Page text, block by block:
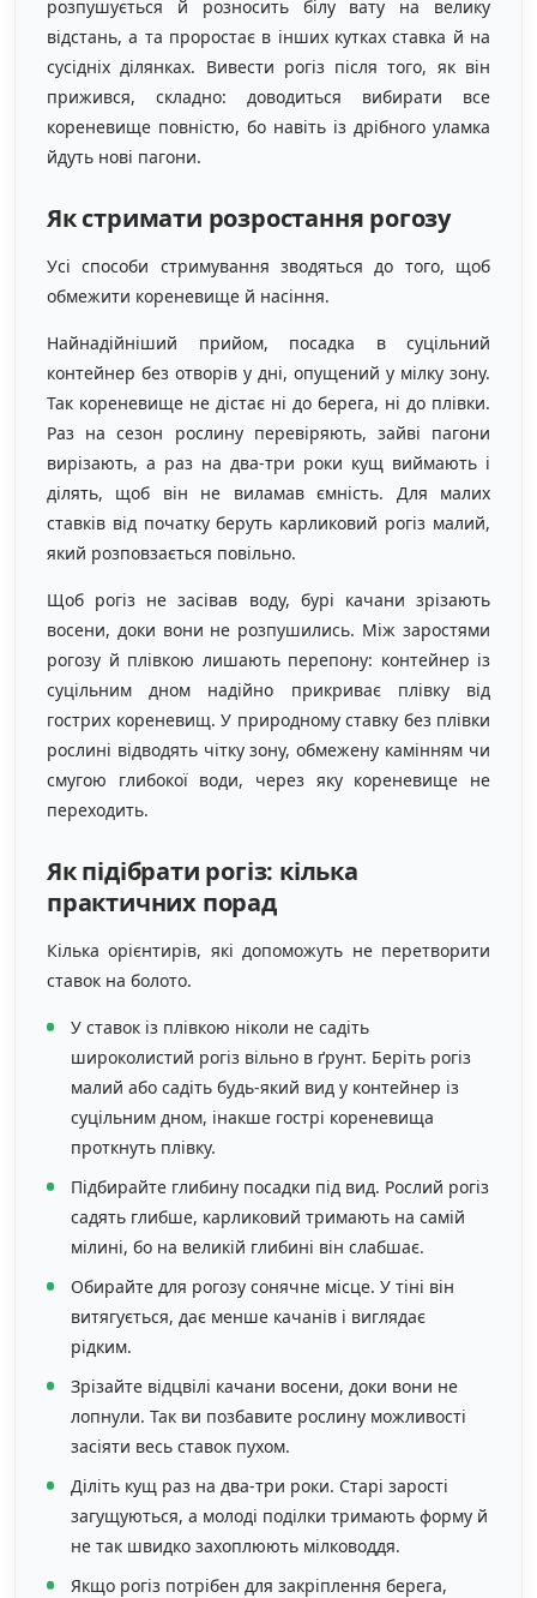
розпушується й розносить білу вату на велику
відстань, а та проростає в інших кутках ставка й на
сусідніх ділянках. Вивести рогіз після того, як він
прижився, складно: доводиться вибирати все
кореневище повністю, бо навіть із дрібного уламка
йдуть нові пагони.
Як стримати розростання рогозу
Усі способи стримування зводяться до того, щоб
обмежити кореневище й насіння.
Найнадійніший прийом, посадка в суцільний
контейнер без отворів у дні, опущений у мілку зону.
Так кореневище не дістає ні до берега, ні до плівки.
Раз на сезон рослину перевіряють, зайві пагони
вирізають, а раз на два-три роки кущ виймають і
ділять, щоб він не виламав ємність. Для малих
ставків від початку беруть карликовий рогіз малий,
який розповзається повільно.
Щоб рогіз не засівав воду, бурі качани зрізають
восени, доки вони не розпушились. Між заростями
рогозу й плівкою лишають перепону: контейнер із
суцільним дном надійно прикриває плівку від
гострих кореневищ. У природному ставку без плівки
рослині відводять чітку зону, обмежену камінням чи
смугою глибокої води, через яку кореневище не
переходить.
Як підібрати рогіз: кілька
практичних порад
Кілька орієнтирів, які допоможуть не перетворити
ставок на болото.
У ставок із плівкою ніколи не садіть
широколистий рогіз вільно в ґрунт. Беріть рогіз
малий або садіть будь-який вид у контейнер із
суцільним дном, інакше гострі кореневища
проткнуть плівку.
Підбирайте глибину посадки під вид. Рослий рогіз
садять глибше, карликовий тримають на самій
мілині, бо на великій глибині він слабшає.
Обирайте для рогозу сонячне місце. У тіні він
витягується, дає менше качанів і виглядає
рідким.
Зрізайте відцвілі качани восени, доки вони не
лопнули. Так ви позбавите рослину можливості
засіяти весь ставок пухом.
Діліть кущ раз на два-три роки. Старі зарості
загущуються, а молоді поділки тримають форму й
не так швидко захоплюють мілководдя.
Якщо рогіз потрібен для закріплення берега,